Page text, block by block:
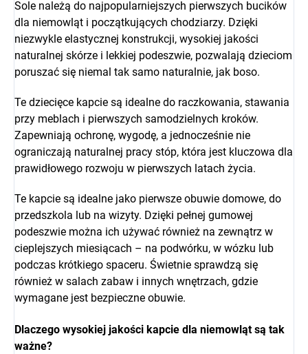
Sole należą do najpopularniejszych pierwszych bucików
dla niemowląt i początkujących chodziarzy. Dzięki
niezwykle elastycznej konstrukcji, wysokiej jakości
naturalnej skórze i lekkiej podeszwie, pozwalają dzieciom
poruszać się niemal tak samo naturalnie, jak boso.
Te dziecięce kapcie są idealne do raczkowania, stawania
przy meblach i pierwszych samodzielnych kroków.
Zapewniają ochronę, wygodę, a jednocześnie nie
ograniczają naturalnej pracy stóp, która jest kluczowa dla
prawidłowego rozwoju w pierwszych latach życia.
Te kapcie są idealne jako pierwsze obuwie domowe, do
przedszkola lub na wizyty. Dzięki pełnej gumowej
podeszwie można ich używać również na zewnątrz w
cieplejszych miesiącach – na podwórku, w wózku lub
podczas krótkiego spaceru. Świetnie sprawdzą się
również w salach zabaw i innych wnętrzach, gdzie
wymagane jest bezpieczne obuwie.
Dlaczego wysokiej jakości kapcie dla niemowląt są tak
ważne?